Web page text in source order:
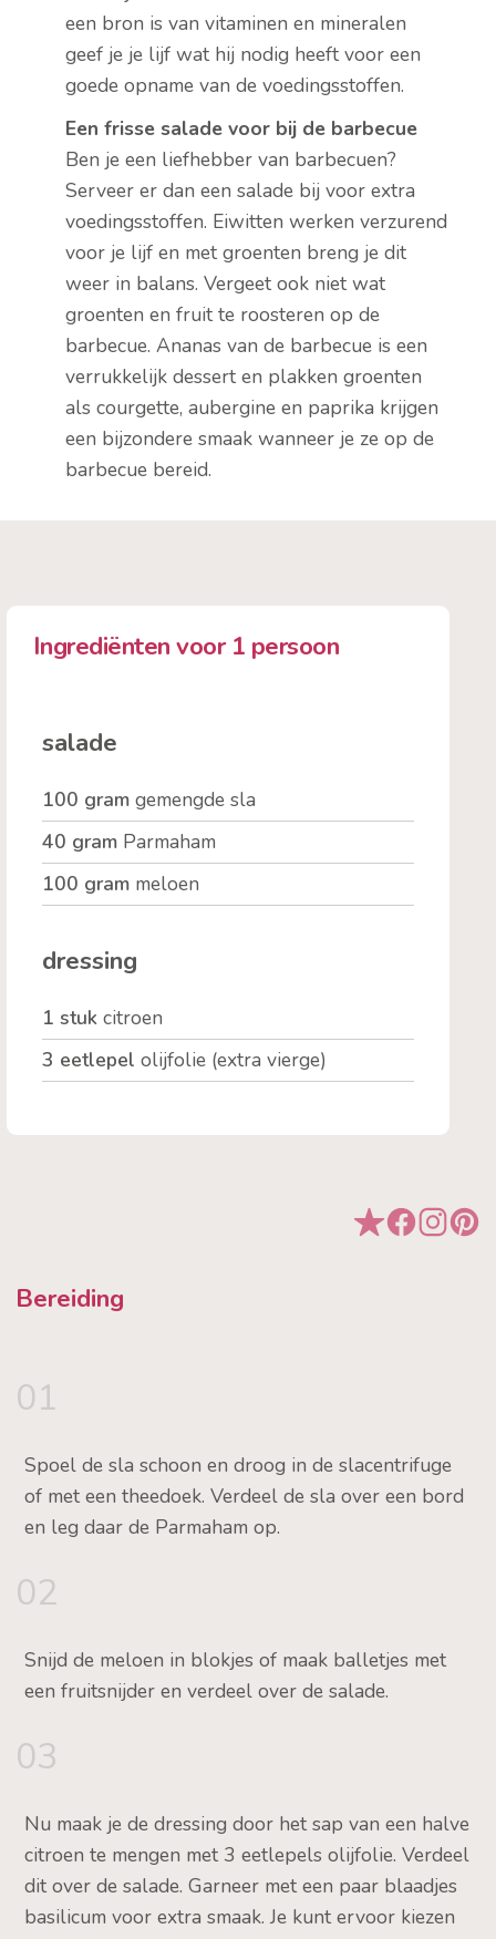
een bron is van vitaminen en mineralen
geef je je lijf wat hij nodig heeft voor een
goede opname van de voedingsstoffen.
Een frisse salade voor bij de barbecue
Ben je een liefhebber van barbecuen?
Serveer er dan een salade bij voor extra
voedingsstoffen. Eiwitten werken verzurend
voor je lijf en met groenten breng je dit
weer in balans. Vergeet ook niet wat
groenten en fruit te roosteren op de
barbecue. Ananas van de barbecue is een
verrukkelijk dessert en plakken groenten
als courgette, aubergine en paprika krijgen
een bijzondere smaak wanneer je ze op de
barbecue bereid.
Ingrediënten voor 1 persoon
salade
100 gram gemengde sla
40 gram Parmaham
100 gram meloen
dressing
1 stuk citroen
3 eetlepel olijfolie (extra vierge)
Bereiding
01
Spoel de sla schoon en droog in de slacentrifuge
of met een theedoek. Verdeel de sla over een bord
en leg daar de Parmaham op.
02
Snijd de meloen in blokjes of maak balletjes met
een fruitsnijder en verdeel over de salade.
03
Nu maak je de dressing door het sap van een halve
citroen te mengen met 3 eetlepels olijfolie. Verdeel
dit over de salade. Garneer met een paar blaadjes
basilicum voor extra smaak. Je kunt ervoor kiezen